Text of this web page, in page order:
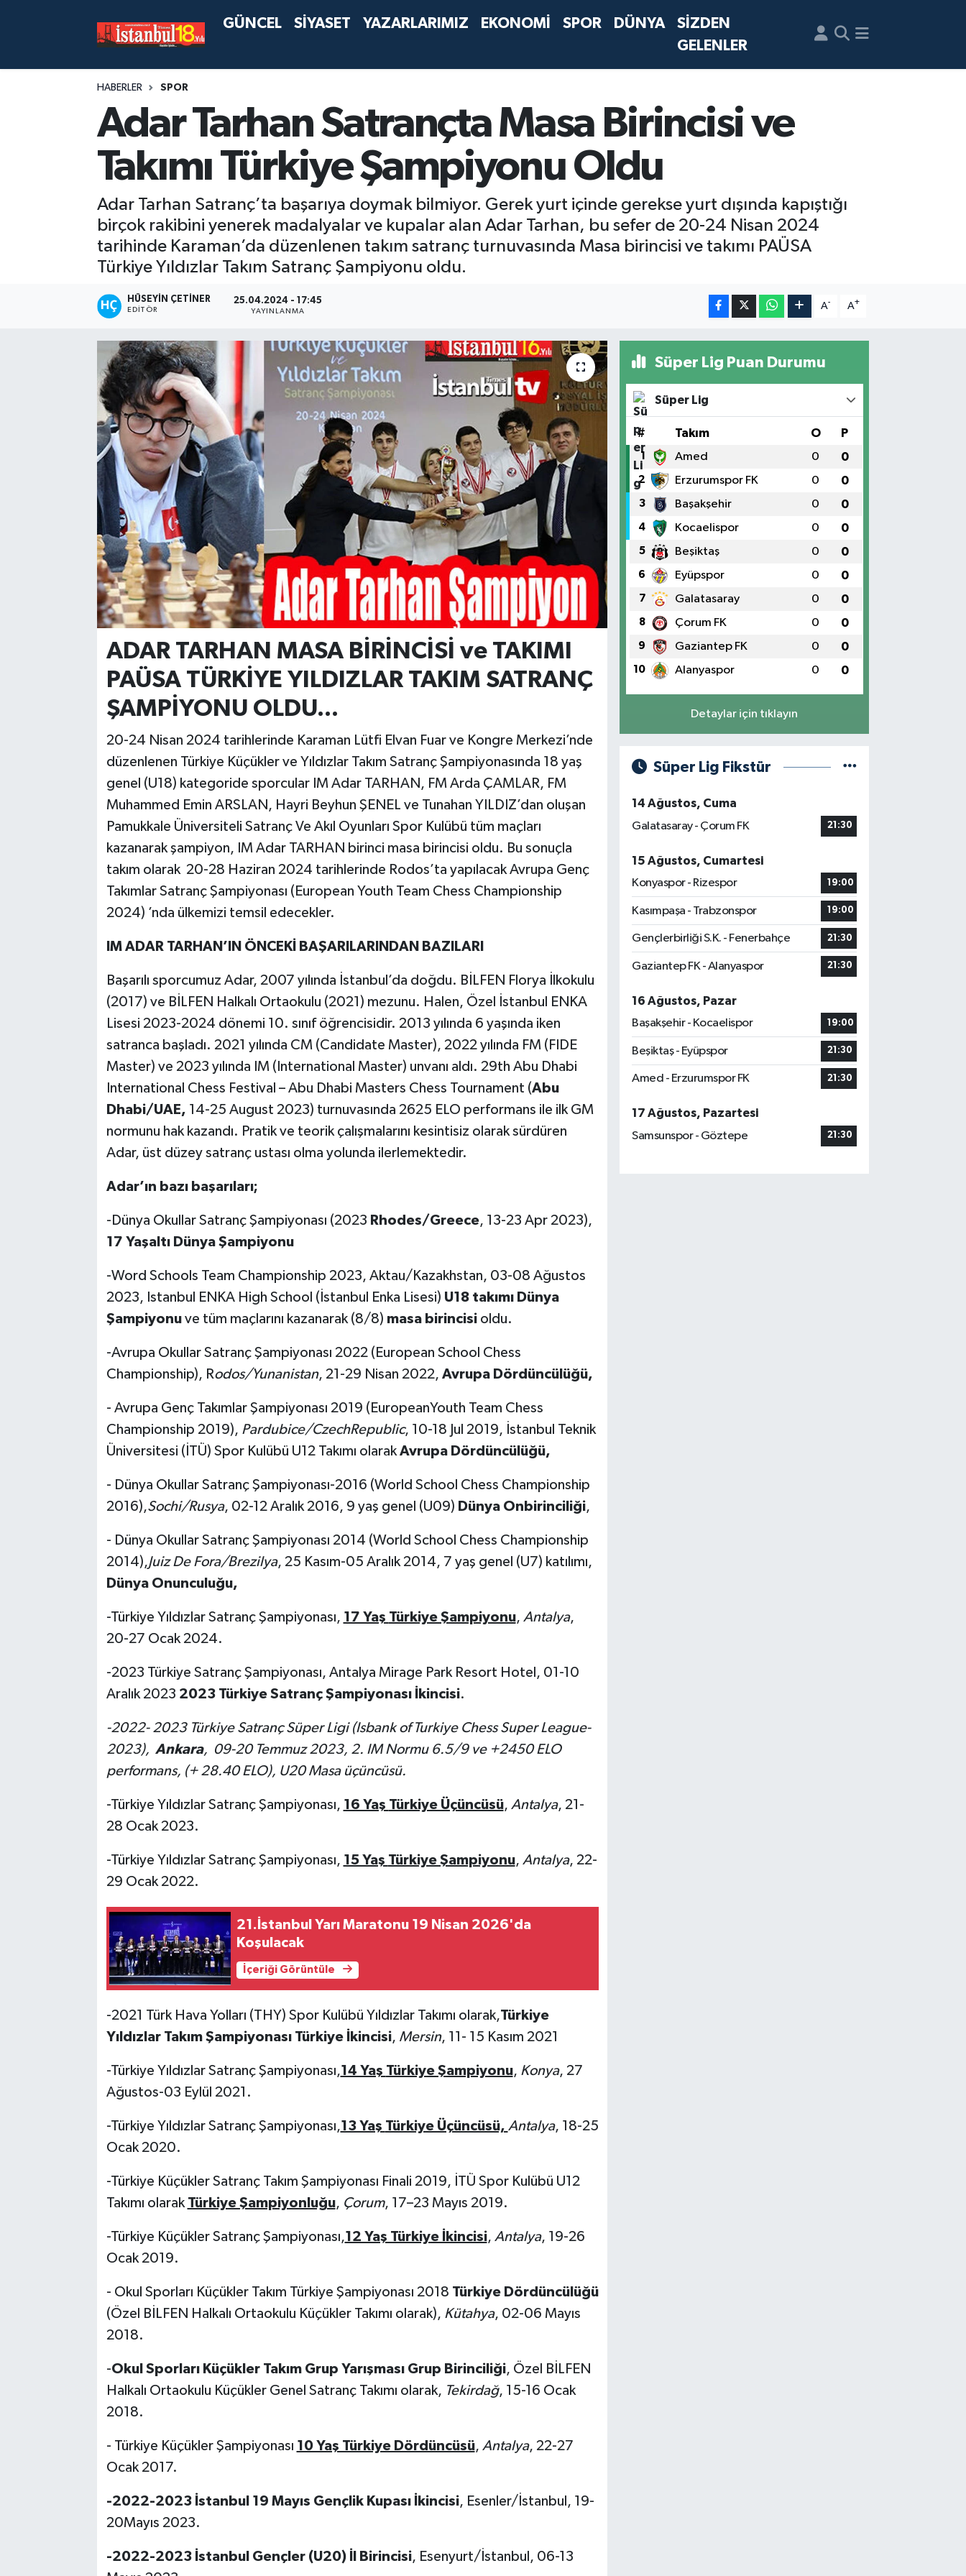
GÜNCEL SİYASET YAZARLARIMIZ EKONOMİ SPOR DÜNYA
SİZDEN
GELENLER
HABERLER SPOR
Adar Tarhan Satrançta Masa Birincisi ve
Takımı Türkiye Şampiyonu Oldu
Adar Tarhan Satranç’ta başarıya doymak bilmiyor. Gerek yurt içinde gerekse yurt dışında kapıştığı
birçok rakibini yenerek madalyalar ve kupalar alan Adar Tarhan, bu sefer de 20-24 Nisan 2024
tarihinde Karaman’da düzenlenen takım satranç turnuvasında Masa birincisi ve takımı PAÜSA
Türkiye Yıldızlar Takım Satranç Şampiyonu oldu.
HÜSEYIN ÇETINER
EDITÖR
25.04.2024 - 17:45
YAYINLANMA
A- A+
ADAR TARHAN MASA BİRİNCİSİ ve TAKIMI
PAÜSA TÜRKİYE YILDIZLAR TAKIM SATRANÇ
ŞAMPİYONU OLDU...
20-24 Nisan 2024 tarihlerinde Karaman Lütfi Elvan Fuar ve Kongre Merkezi’nde
düzenlenen Türkiye Küçükler ve Yıldızlar Takım Satranç Şampiyonasında 18 yaş
genel (U18) kategoride sporcular IM Adar TARHAN, FM Arda ÇAMLAR, FM
Muhammed Emin ARSLAN, Hayri Beyhun ŞENEL ve Tunahan YILDIZ’dan oluşan
Pamukkale Üniversiteli Satranç Ve Akıl Oyunları Spor Kulübü tüm maçları
kazanarak şampiyon, IM Adar TARHAN birinci masa birincisi oldu. Bu sonuçla
takım olarak 20-28 Haziran 2024 tarihlerinde Rodos’ta yapılacak Avrupa Genç
Takımlar Satranç Şampiyonası (European Youth Team Chess Championship
2024) ’nda ülkemizi temsil edecekler.
IM ADAR TARHAN’IN ÖNCEKİ BAŞARILARINDAN BAZILARI
Başarılı sporcumuz Adar, 2007 yılında İstanbul’da doğdu. BİLFEN Florya İlkokulu
(2017) ve BİLFEN Halkalı Ortaokulu (2021) mezunu. Halen, Özel İstanbul ENKA
Lisesi 2023-2024 dönemi 10. sınıf öğrencisidir. 2013 yılında 6 yaşında iken
satranca başladı. 2021 yılında CM (Candidate Master), 2022 yılında FM (FIDE
Master) ve 2023 yılında IM (International Master) unvanı aldı. 29th Abu Dhabi
International Chess Festival – Abu Dhabi Masters Chess Tournament (Abu
Dhabi/UAE, 14-25 August 2023) turnuvasında 2625 ELO performans ile ilk GM
normunu hak kazandı. Pratik ve teorik çalışmalarını kesintisiz olarak sürdüren
Adar, üst düzey satranç ustası olma yolunda ilerlemektedir.
Adar’ın bazı başarıları;
-Dünya Okullar Satranç Şampiyonası (2023 Rhodes/Greece, 13-23 Apr 2023),
17 Yaşaltı Dünya Şampiyonu
-Word Schools Team Championship 2023, Aktau/Kazakhstan, 03-08 Ağustos
2023, Istanbul ENKA High School (İstanbul Enka Lisesi) U18 takımı Dünya
Şampiyonu ve tüm maçlarını kazanarak (8/8) masa birincisi oldu.
-Avrupa Okullar Satranç Şampiyonası 2022 (European School Chess
Championship), Rodos/Yunanistan, 21-29 Nisan 2022, Avrupa Dördüncülüğü,
- Avrupa Genç Takımlar Şampiyonası 2019 (EuropeanYouth Team Chess
Championship 2019), Pardubice/CzechRepublic, 10-18 Jul 2019, İstanbul Teknik
Üniversitesi (İTÜ) Spor Kulübü U12 Takımı olarak Avrupa Dördüncülüğü,
- Dünya Okullar Satranç Şampiyonası-2016 (World School Chess Championship
2016),Sochi/Rusya, 02-12 Aralık 2016, 9 yaş genel (U09) Dünya Onbirinciliği,
- Dünya Okullar Satranç Şampiyonası 2014 (World School Chess Championship
2014),Juiz De Fora/Brezilya, 25 Kasım-05 Aralık 2014, 7 yaş genel (U7) katılımı,
Dünya Onunculuğu,
-Türkiye Yıldızlar Satranç Şampiyonası, 17 Yaş Türkiye Şampiyonu, Antalya,
20-27 Ocak 2024.
-2023 Türkiye Satranç Şampiyonası, Antalya Mirage Park Resort Hotel, 01-10
Aralık 2023 2023 Türkiye Satranç Şampiyonası İkincisi.
-2022- 2023 Türkiye Satranç Süper Ligi (Isbank of Turkiye Chess Super League-
2023), Ankara, 09-20 Temmuz 2023, 2. IM Normu 6.5/9 ve +2450 ELO
performans, (+ 28.40 ELO), U20 Masa üçüncüsü.
-Türkiye Yıldızlar Satranç Şampiyonası, 16 Yaş Türkiye Üçüncüsü, Antalya, 21-
28 Ocak 2023.
-Türkiye Yıldızlar Satranç Şampiyonası, 15 Yaş Türkiye Şampiyonu, Antalya, 22-
29 Ocak 2022.
21.İstanbul Yarı Maratonu 19 Nisan 2026'da
Koşulacak
İçeriği Görüntüle
-2021 Türk Hava Yolları (THY) Spor Kulübü Yıldızlar Takımı olarak,Türkiye
Yıldızlar Takım Şampiyonası Türkiye İkincisi, Mersin, 11- 15 Kasım 2021
-Türkiye Yıldızlar Satranç Şampiyonası,14 Yaş Türkiye Şampiyonu, Konya, 27
Ağustos-03 Eylül 2021.
-Türkiye Yıldızlar Satranç Şampiyonası,13 Yaş Türkiye Üçüncüsü, Antalya, 18-25
Ocak 2020.
-Türkiye Küçükler Satranç Takım Şampiyonası Finali 2019, İTÜ Spor Kulübü U12
Takımı olarak Türkiye Şampiyonluğu, Çorum, 17–23 Mayıs 2019.
-Türkiye Küçükler Satranç Şampiyonası,12 Yaş Türkiye İkincisi, Antalya, 19-26
Ocak 2019.
- Okul Sporları Küçükler Takım Türkiye Şampiyonası 2018 Türkiye Dördüncülüğü
(Özel BİLFEN Halkalı Ortaokulu Küçükler Takımı olarak), Kütahya, 02-06 Mayıs
2018.
-Okul Sporları Küçükler Takım Grup Yarışması Grup Birinciliği, Özel BİLFEN
Halkalı Ortaokulu Küçükler Genel Satranç Takımı olarak, Tekirdağ, 15-16 Ocak
2018.
- Türkiye Küçükler Şampiyonası 10 Yaş Türkiye Dördüncüsü, Antalya, 22-27
Ocak 2017.
-2022-2023 İstanbul 19 Mayıs Gençlik Kupası İkincisi, Esenler/İstanbul, 19-
20Mayıs 2023.
-2022-2023 İstanbul Gençler (U20) İl Birincisi, Esenyurt/İstanbul, 06-13
Süper Lig Puan Durumu
Süper Lig
# Takım O P
1 Amed 0 0
2 Erzurumspor FK 0 0
3 Başakşehir 0 0
4 Kocaelispor 0 0
5 Beşiktaş 0 0
6 Eyüpspor 0 0
7 Galatasaray 0 0
8 Çorum FK 0 0
9 Gaziantep FK 0 0
10 Alanyaspor 0 0
Detaylar için tıklayın
Süper Lig Fikstür
14 Ağustos, Cuma
Galatasaray - Çorum FK
21:30
15 Ağustos, Cumartesi
Konyaspor - Rizespor
19:00
Kasımpaşa - Trabzonspor 19:00
Gençlerbirliği S.K. - Fenerbahçe 21:30
Gaziantep FK - Alanyaspor 21:30
16 Ağustos, Pazar
Başakşehir - Kocaelispor
19:00
Beşiktaş - Eyüpspor 21:30
Amed - Erzurumspor FK 21:30
17 Ağustos, Pazartesi
Samsunspor - Göztepe
21:30